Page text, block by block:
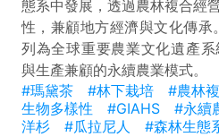
態系中發展，透過農林複合經
性，兼顧地方經濟與文化傳
列為全球重要農業文化遺產
與生產兼顧的永續農業模式。
#瑪黛茶
#林下栽培 #農林
生物多樣性
#GIAHS #永續
洋杉
#瓜拉尼人 #森林生態